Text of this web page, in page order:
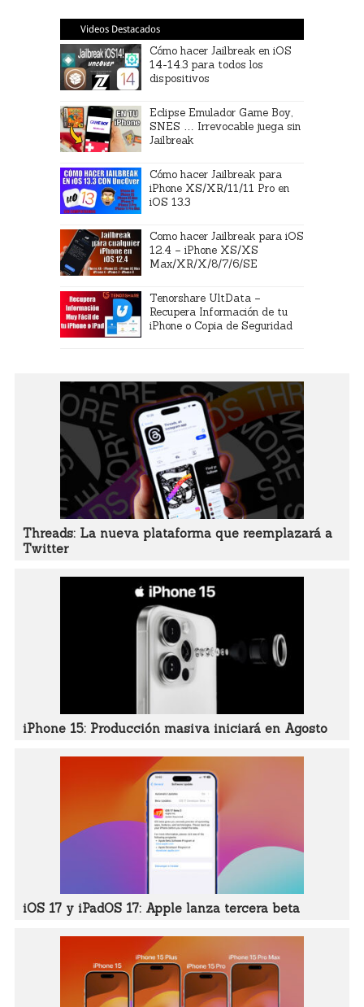
Videos Destacados
Cómo hacer Jailbreak en iOS
14-14.3 para todos los
dispositivos
Eclipse Emulador Game Boy,
SNES … Irrevocable juega sin
Jailbreak
Cómo hacer Jailbreak para
iPhone XS/XR/11/11 Pro en
iOS 13.3
Como hacer Jailbreak para iOS
12.4 – iPhone XS/XS
Max/XR/X/8/7/6/SE
Tenorshare UltData –
Recupera Información de tu
iPhone o Copia de Seguridad
Threads: La nueva plataforma que reemplazará a
Twitter
iPhone 15: Producción masiva iniciará en Agosto
iOS 17 y iPadOS 17: Apple lanza tercera beta